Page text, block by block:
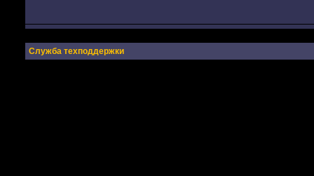
Служба техподдержки